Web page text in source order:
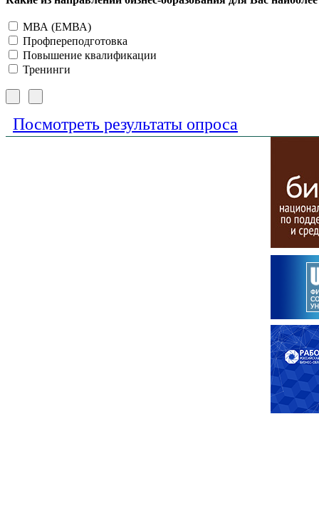
МВА (ЕМВА)
Профпереподготовка
Повышение квалификации
Тренинги
Посмотреть результаты опроса